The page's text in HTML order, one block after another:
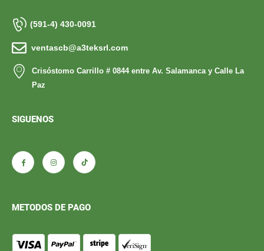
(591-4) 430-0091
ventascb@a3teksrl.com
Crisóstomo Carrillo # 0844 entre Av. Salamanca y Calle La
Paz
SIGUENOS
METODOS DE PAGO